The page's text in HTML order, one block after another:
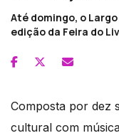
Até domingo, o
edição da Feira do
Composta por dez
cultural com